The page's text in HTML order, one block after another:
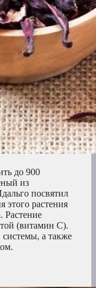
до 900
из
посвятил
этого растения
Растение
(витамин С).
а также